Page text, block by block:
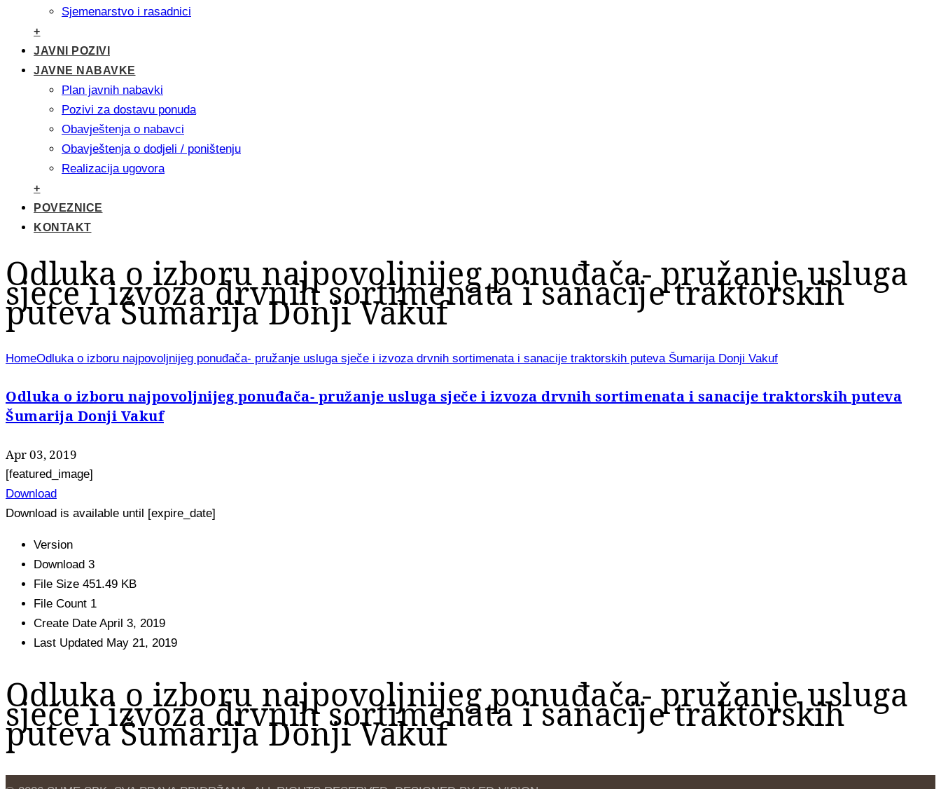
Sjemenarstvo i rasadnici
+
JAVNI POZIVI
JAVNE NABAVKE
Plan javnih nabavki
Pozivi za dostavu ponuda
Obavještenja o nabavci
Obavještenja o dodjeli / poništenju
Realizacija ugovora
+
POVEZNICE
KONTAKT
Odluka o izboru najpovoljnijeg ponuđača- pružanje usluga
sječe i izvoza drvnih sortimenata i sanacije traktorskih
puteva Šumarija Donji Vakuf
HomeOdluka o izboru najpovoljnijeg ponuđača- pružanje usluga sječe i izvoza drvnih sortimenata i sanacije traktorskih puteva Šumarija Donji Vakuf
Odluka o izboru najpovoljnijeg ponuđača- pružanje usluga sječe i izvoza drvnih sortimenata i sanacije traktorskih puteva
Šumarija Donji Vakuf
Apr 03, 2019
[featured_image]
Download
Download is available until [expire_date]
Version
Download 3
File Size 451.49 KB
File Count 1
Create Date April 3, 2019
Last Updated May 21, 2019
Odluka o izboru najpovoljnijeg ponuđača- pružanje usluga
sječe i izvoza drvnih sortimenata i sanacije traktorskih
puteva Šumarija Donji Vakuf